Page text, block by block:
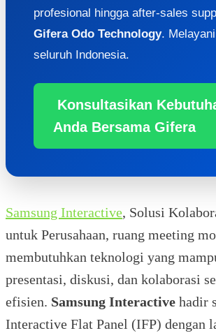
profesional hingga after-sales
Gifera Odo Technology.
seluruh Indonesia.
Konsultasikan
Anda Bersama Gifera
Samsung Interactive, Solusi
untuk Perusahaan, ruang meeting
membutuhkan teknologi yang
presentasi, diskusi, dan kolaborasi
efisien. Samsung Interactive hadir
Interactive Flat Panel (IFP) dengan